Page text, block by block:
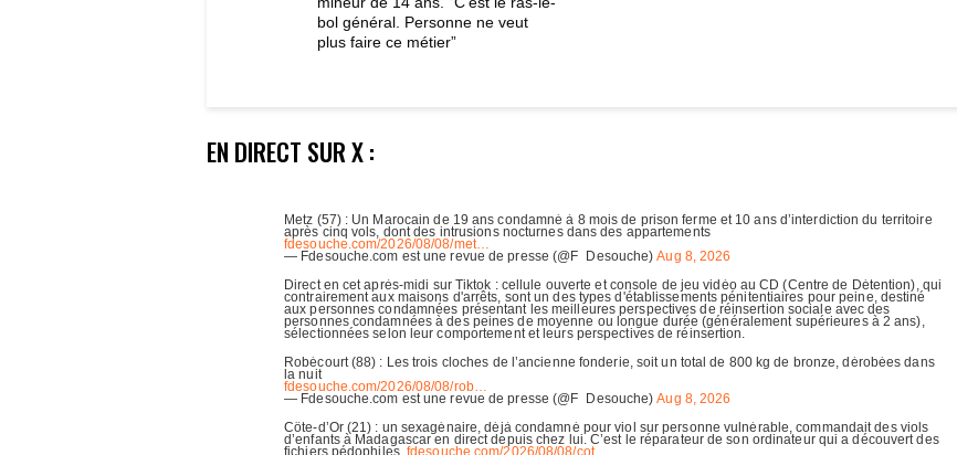
bol général. Personne ne veut
plus faire ce métier”
EN DIRECT SUR X :